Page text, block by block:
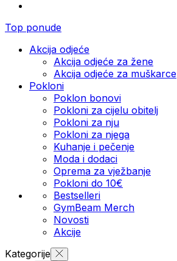
Top ponude
Akcija odjeće
Akcija odjeće za žene
Akcija odjeće za muškarce
Pokloni
Poklon bonovi
Pokloni za cijelu obitelj
Pokloni za nju
Pokloni za njega
Kuhanje i pečenje
Moda i dodaci
Oprema za vježbanje
Pokloni do 10€
Bestselleri
GymBeam Merch
Novosti
Akcije
Kategorije